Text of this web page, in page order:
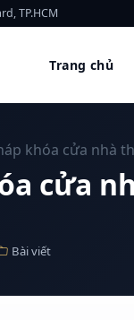
TP.HCM
Trang chủ
khóa cửa nhà
cửa
Bài viết